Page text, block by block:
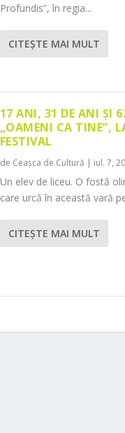
Profundis”, în regia...
CITEŞTE MAI MULT
17 ANI, 31 DE ANI ȘI
„OAMENI CA TINE”,
FESTIVAL
de Ceașca de Cultură | iul. 7,
Un elev de liceu. O fostă
care urcă în această vară
CITEŞTE MAI MULT